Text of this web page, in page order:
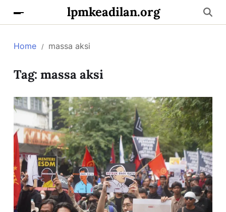
lpmkeadilan.org
Home massa aksi
Tag: massa aksi